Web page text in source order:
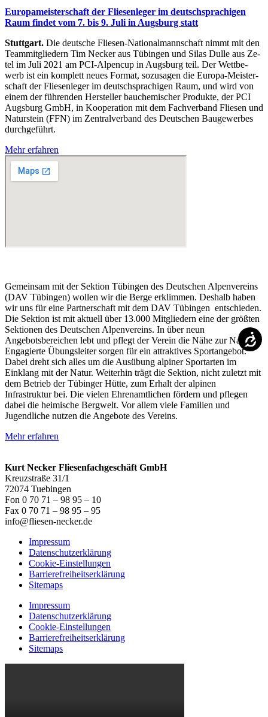
Eu­ro­pa­meis­ter­schaft der Flie­sen­le­ger im deutsch­spra­chi­gen
Raum fin­det vom 7. bis 9. Juli in Augs­burg statt
Stuttgart. Die deut­sche Flie­sen-Na­tio­nal­mann­schaft nimmt mit den
Team­mit­glie­dern Tim Ne­cker aus Tü­bin­gen und Si­las Dul­le aus Ze­
tel im Juli 2021 am PCI-Al­pen­cup in Augs­burg teil. Der Wett­be­
werb ist ein kom­plett neu­es For­mat, so­zu­sa­gen die Eu­ro­pa-Meis­ter­
schaft der Flie­sen­le­ger im deutsch­spra­chi­gen Raum, und wird von
ei­nem der füh­ren­den Her­stel­ler bau­che­mi­scher Pro­duk­te, der PCI
Augs­burg GmbH, in Ko­ope­ra­ti­on mit dem Fach­ver­band Flie­sen und
Na­tur­stein (FFN) im Zen­tral­ver­band des Deut­schen Bau­ge­wer­bes
durch­ge­führt.
Mehr erfahren
Gemeinsam mit der Sektion Tübingen des Deutschen Alpenvereins
(DAV Tübingen) wollen wir die Berge erklimmen. Deshalb haben
wir uns für eine Partnerschaft mit dem DAV Tübingen entschieden.
Die Sektion ist mit aktuell über 13.000 Mitgliedern eine der größten
Sektionen des Deutschen Alpenvereins. In über neun
Angebotsbereichen lebt und pflegt der Verein die Nähe zur Natur.
Engagierte Übungsleiter sorgen für ein attraktives Sportangebot.
Dabei dreht sich alles um die Ausübung alpiner Sportarten im
Einklang mit der Natur. Weiterhin trägt die Sektion, nicht zuletzt mit
dem Betrieb der Tübinger Hütte, zum Erhalt der alpinen
Infrastruktur bei. Die vielen Ehrenamtlichen fördern und pflegen
dabei die heimische Bergwelt. Vor allem viele Familien und
Jugendliche nutzen die Angebote des Vereins.
Mehr erfahren
Kurt Necker Fliesenfachgeschäft GmbH
Kreuzstraße 31/1
72074 Tuebingen
Fon 0 70 71 – 98 95 – 10
Fax 0 70 71 – 98 95 – 95
info@fliesen-necker.de
Impressum
Datenschutzerklärung
Cookie-Einstellungen
Barrierefreiheitserklärung
Sitemaps
Impressum
Datenschutzerklärung
Cookie-Einstellungen
Barrierefreiheitserklärung
Sitemaps